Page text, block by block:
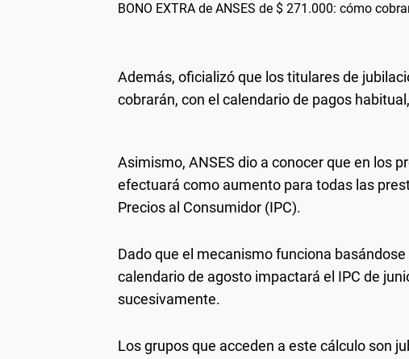
BONO EXTRA de ANSES de $ 271.000: cómo
Además, oficializó que los titulares de
cobrarán, con el calendario de pagos habitual,
Asimismo, ANSES dio a conocer que en los
efectuará como aumento para todas las
Precios al Consumidor (IPC).
Dado que el mecanismo funciona
calendario de agosto impactará el IPC de
sucesivamente.
Los grupos que acceden a este cálculo son